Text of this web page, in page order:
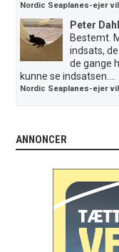
Nordic Seaplanes-ejer
Peter
Bestemt.
indsats,
de gange
kunne se indsatsen....
Nordic Seaplanes-ejer
ANNONCER